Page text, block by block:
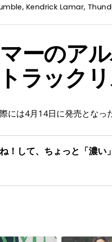
, Kendrick Lamar,
ーのア
ラック
には4月14日に発売とな
！して、ちょっと「濃い」